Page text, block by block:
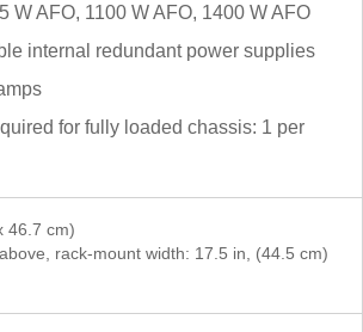
W AFO, 1100 W AFO, 1400 W AFO
internal redundant power supplies
for fully loaded chassis: 1 per
46.7 cm)
rack-mount width: 17.5 in, (44.5 cm)